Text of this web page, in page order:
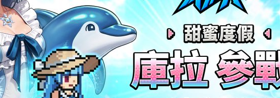
場〉
中